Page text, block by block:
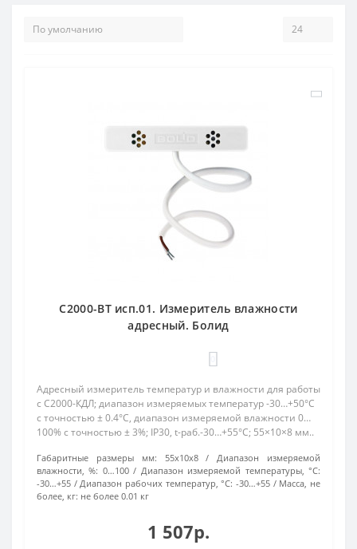
С2000-ВТ исп.01. Измеритель влажности
адресный. Болид
Адресный измеритель температур и влажности для работы
с С2000-КДЛ; диапазон измеряемых температур -30…+50°С
с точностью ± 0.4°С, диапазон измеряемой влажности 0…
100% с точностью ± 3%; IP30, t-раб.-30…+55°С; 55×10×8 мм..
Габаритные размеры мм: 55х10х8
Диапазон измеряемой
влажности, %: 0…100
Диапазон измеряемой температуры, °C:
-30…+55
Диапазон рабочих температур, °С: -30…+55
Масса, не
более, кг: не более 0.01 кг
1 507р.